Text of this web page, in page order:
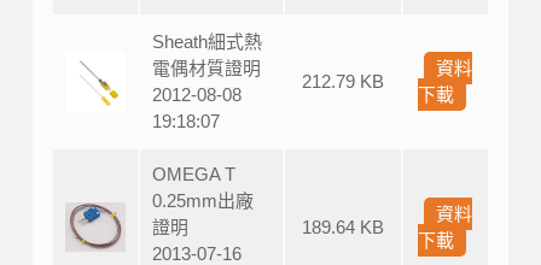
Sheath細式熱
電偶材質證明
2012-08-08
19:18:07
212.79 KB
資料
下載
OMEGA T
0.25mm出廠
證明
2013-07-16
189.64 KB
資料
下載